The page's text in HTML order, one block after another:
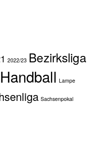
2022/23 Bezirksliga
Handball Lampe
Sachsenpokal